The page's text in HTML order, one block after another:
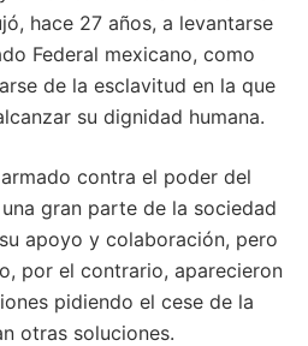
hace 27 años, a levantarse
Federal mexicano, como
de la esclavitud en la que
su dignidad humana.
contra el poder del
gran parte de la sociedad
apoyo y colaboración, pero
por el contrario, aparecieron
pidiendo el cese de la
otras soluciones.